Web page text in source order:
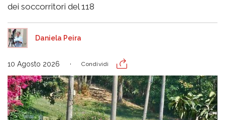
dei soccorritori del 118
Daniela Peira
10 Agosto 2026 Condividi